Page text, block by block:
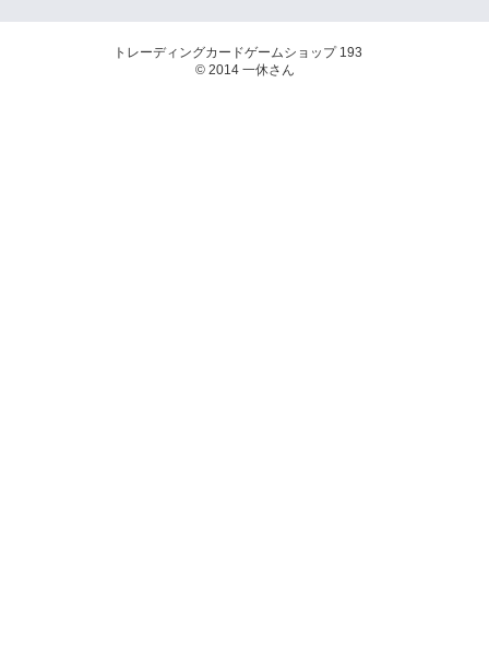
トレーディングカードゲームショップ 193
© 2014 一休さん